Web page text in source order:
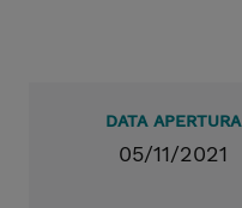
DATA APERTURA
05/11/2021